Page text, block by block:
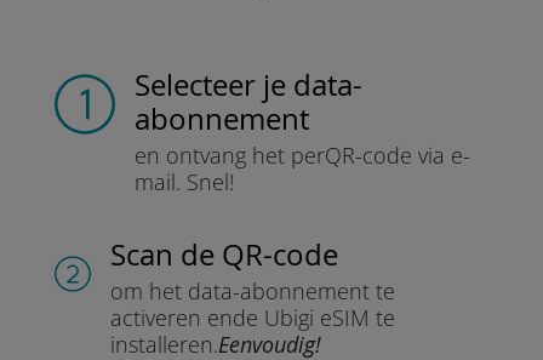
Selecteer je data-
abonnement
en ontvang het perQR-code via e-
mail. Snel!
Scan de QR-code
om het data-abonnement te
activeren ende Ubigi eSIM te
installeren.Eenvoudig!